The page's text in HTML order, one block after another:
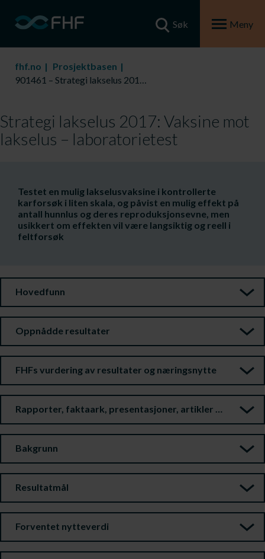
Søk Meny
fhf.no
Prosjektbasen
901461 – Strategi lakselus 2017: Vaksine mot lakselus – laboratorietest
Strategi lakselus 2017: Vaksine mot
lakselus – laboratorietest
​Testet en mulig lakselusvaksine i kontrollerte
karforsøk i liten skala, og påvist en mulig effekt på
antall hunnlus og deres reproduksjonsevne, men
usikkert om effekten vil være langsiktig og reell i
feltforsøk
Hovedfunn
Oppnådde resultater
FHFs vurdering av resultater og næringsnytte
Rapporter, faktaark, presentasjoner, artikler m.m.
Bakgrunn
Resultatmål
Forventet nytteverdi